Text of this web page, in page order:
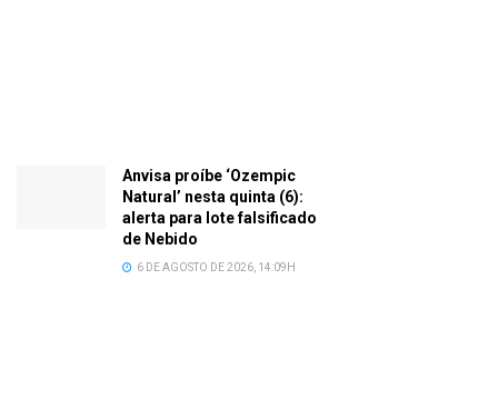
Anvisa proíbe ‘Ozempic
Natural’ nesta quinta (6):
alerta para lote falsificado
de Nebido
6 DE AGOSTO DE 2026, 14:09H